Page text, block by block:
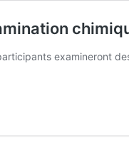
examineront